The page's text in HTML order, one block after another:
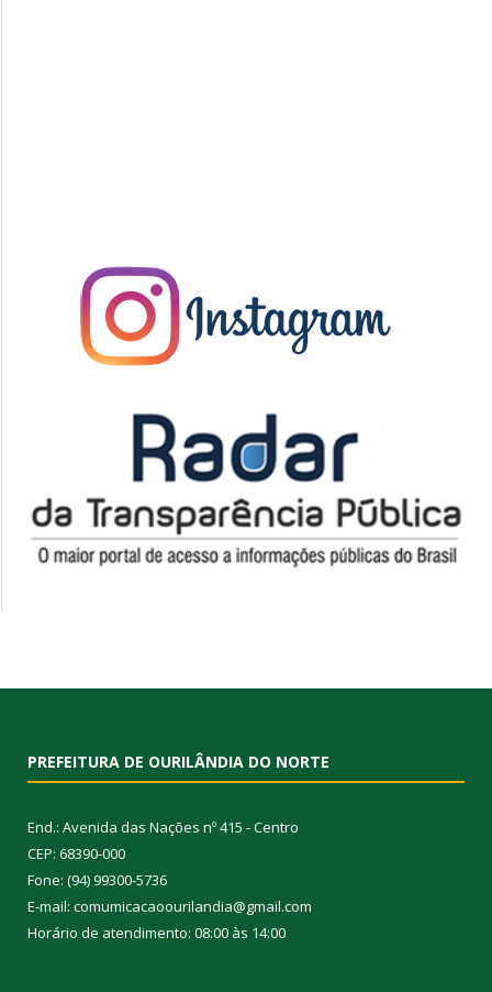
PREFEITURA DE OURILÂNDIA DO NORTE
End.: Avenida das Nações nº 415 - Centro
CEP: 68390-000
Fone: (94) 99300-5736
E-mail: comumicacaoourilandia@gmail.com
Horário de atendimento: 08:00 às 14:00